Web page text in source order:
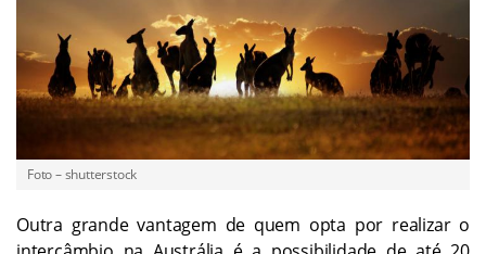
Foto – shutterstock
Outra grande vantagem de quem opta por realizar o